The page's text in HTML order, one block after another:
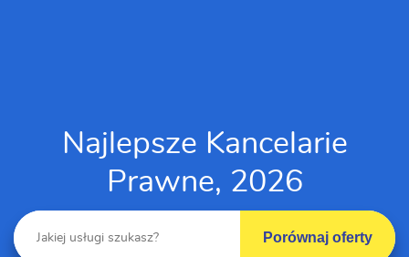
Najlepsze Kancelarie
Prawne, 2026
Porównaj oferty